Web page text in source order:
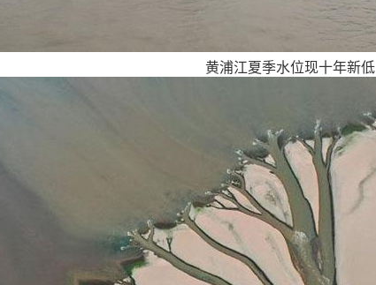
黄浦江夏季水位现十年新低